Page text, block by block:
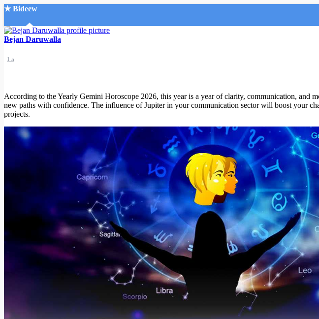
★ Bideew
Accueil
Recherche Avancée
Mon compte
Connexion
Créer un compte
Mode nuit
Bejan Daruwalla
1 a
According to the Yearly Gemini Horoscope 2026, this year is a year of clarity, communication,
new paths with confidence. The influence of Jupiter in your communication sector will boost your
projects.